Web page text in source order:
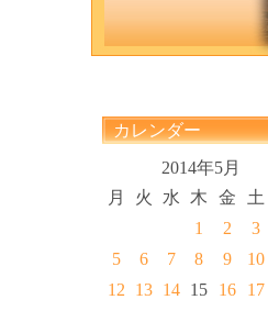
カレンダー
2014年5月
月
火 水 木 金 土
1 2 3
5
6 7 8 9 10
12
13 14 15 16 17